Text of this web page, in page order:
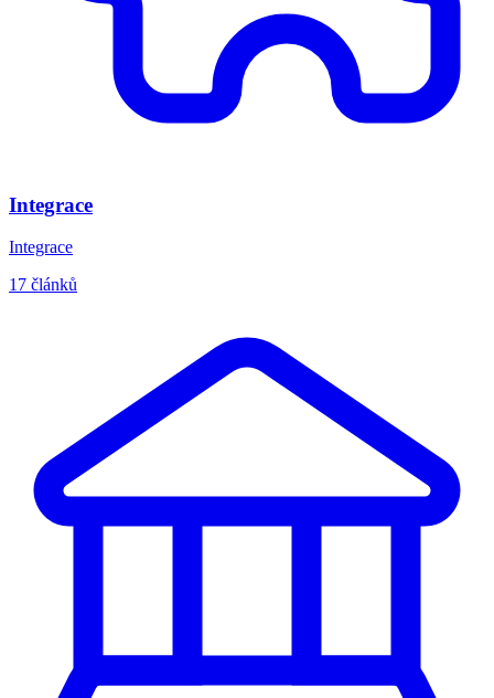
Integrace
Integrace
17 článků